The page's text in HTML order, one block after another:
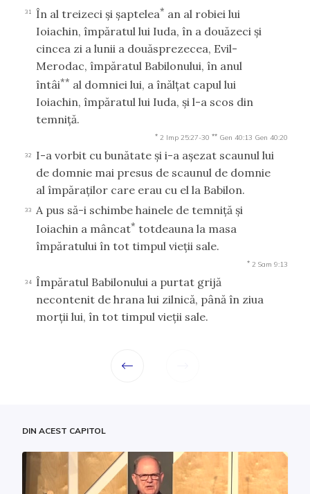
31 În al treizeci şi şaptelea* an al robiei lui
Ioiachin, împăratul lui Iuda, în a douăzeci şi
cincea zi a lunii a douăsprezecea, Evil-
Merodac, împăratul Babilonului, în anul
întâi** al domniei lui, a înălţat capul lui
Ioiachin, împăratul lui Iuda, şi l-a scos din
temniţă.
* 2 Imp 25:27-30 ** Gen 40:13 Gen 40:20
32
I-a vorbit cu bunătate şi i-a aşezat scaunul lui
de domnie mai presus de scaunul de domnie
al împăraţilor care erau cu el la Babilon.
33
A pus să-i schimbe hainele de temniţă şi
Ioiachin a mâncat* totdeauna la masa
împăratului în tot timpul vieţii sale.
* 2 Sam 9:13
34 Împăratul Babilonului a purtat grijă
necontenit de hrana lui zilnică, până în ziua
morţii lui, în tot timpul vieţii sale.
DIN ACEST CAPITOL